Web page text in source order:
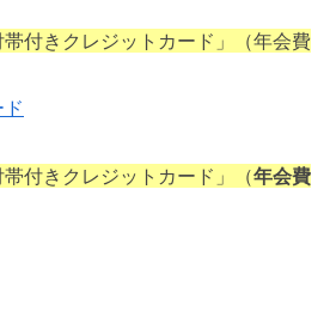
帯付きクレジットカード」（年会費
帯付きクレジットカード」（年会費